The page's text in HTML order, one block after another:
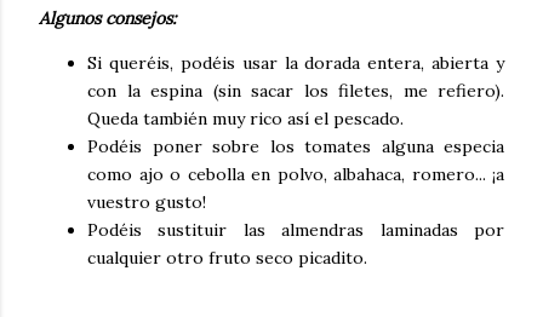
Algunos consejos:
Si queréis, podéis usar la dorada entera, abierta y
con la espina (sin sacar los filetes, me refiero).
Queda también muy rico así el pescado.
Podéis poner sobre los tomates alguna especia
como ajo o cebolla en polvo, albahaca, romero... ¡a
vuestro gusto!
Podéis sustituir las almendras laminadas por
cualquier otro fruto seco picadito.